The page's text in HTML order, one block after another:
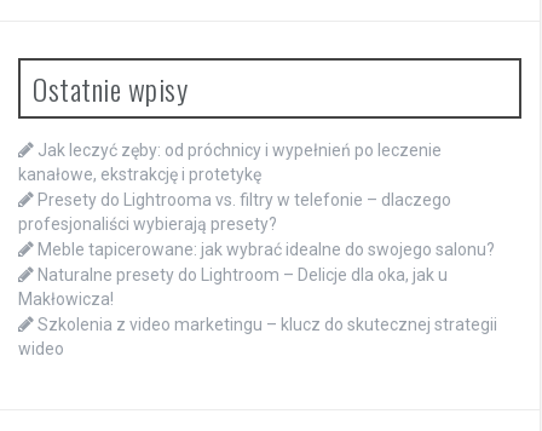
Ostatnie wpisy
Jak leczyć zęby: od próchnicy i wypełnień po leczenie
kanałowe, ekstrakcję i protetykę
Presety do Lightrooma vs. filtry w telefonie – dlaczego
profesjonaliści wybierają presety?
Meble tapicerowane: jak wybrać idealne do swojego salonu?
Naturalne presety do Lightroom – Delicje dla oka, jak u
Makłowicza!
Szkolenia z video marketingu – klucz do skutecznej strategii
wideo